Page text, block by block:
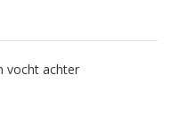
vocht achter